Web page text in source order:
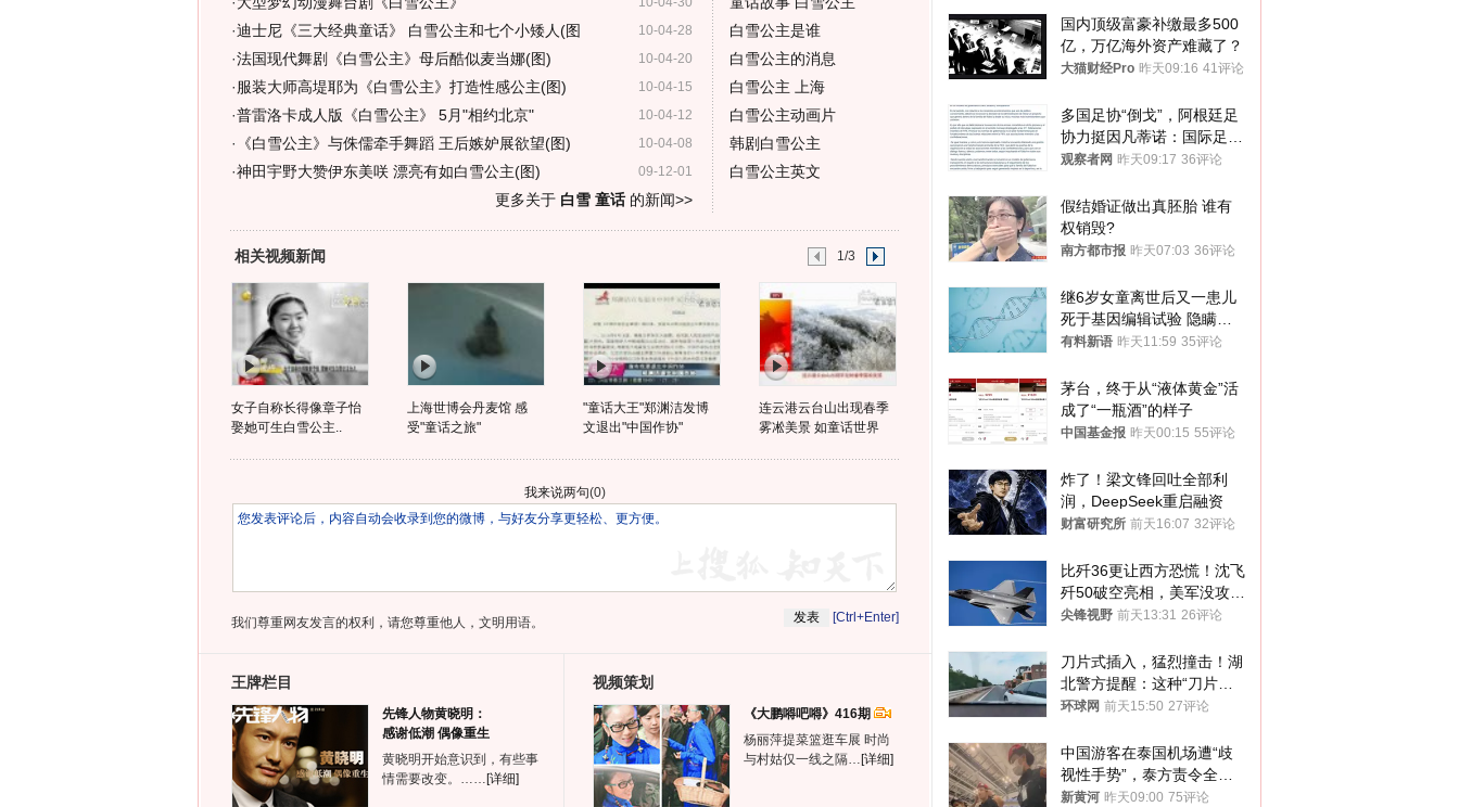
10-04-28
·迪士尼《三大经典童话》 白雪公主和七个小矮人(图
10-04-20
·法国现代舞剧《白雪公主》母后酷似麦当娜(图)
10-04-15
·服装大师高堤耶为《白雪公主》打造性感公主(图)
10-04-12
·普雷洛卡成人版《白雪公主》 5月"相约北京"
10-04-08
· 《白雪公主》与侏儒牵手舞蹈 王后嫉妒展欲望(图)
09-12-01
·神田宇野大赞伊东美咲 漂亮有如白雪公主(图)
更多关于 白雪 童话的新闻>>
白雪公主是谁
白雪公主的消息
白雪公主 上海
白雪公主动画片
韩剧白雪公主
白雪公主英文
相关视频新闻 1/3
女子自称长得像章子怡
娶她可生白雪公主..
上海世博会丹麦馆 感
受"童话之旅"
"童话大王"郑渊洁发博
文退出"中国作协"
连云港云台山出现春季
雾凇美景 如童话世界
我来说两句(0)
我们尊重网友发言的权利，请您尊重他人，文明用语。 [Ctrl+Enter]
王牌栏目
先锋人物黄晓明：
感谢低潮 偶像重生
黄晓明开始意识到，有些事
情需要改变。…… [详细]
视频策划
《大鹏嘚吧嘚》416期
杨丽萍提菜篮逛车展 时尚
与村姑仅一线之隔… [详细]
国内顶级富豪补缴最多500
亿，万亿海外资产难藏了？
大猫财经Pro 昨天09:16 41评论
多国足协“倒戈”，阿根廷足
协力挺因凡蒂诺：国际足联
今后应继续在其领导下前行
观察者网 昨天09:17 36评论
假结婚证做出真胚胎 谁有
权销毁?
南方都市报 昨天07:03 36评论
继6岁女童离世后又一患儿
死于基因编辑试验 隐瞒一
年才对外披露
有料新语 昨天11:59 35评论
茅台，终于从“液体黄金”活
成了“一瓶酒”的样子
中国基金报 昨天00:15 55评论
炸了！梁文锋回吐全部利
润，DeepSeek重启融资
财富研究所 前天16:07 32评论
比歼36更让西方恐慌！沈飞
歼50破空亮相，美军没攻克
的技术被拿下
尖锋视野 前天13:31 26评论
刀片式插入，猛烈撞击！湖
北警方提醒：这种“刀片超
车”，太危险了
环球网 前天15:50 27评论
中国游客在泰国机场遭“歧
视性手势”，泰方责令全面
调查，对责任人采取最严厉
新黄河 昨天09:00 75评论